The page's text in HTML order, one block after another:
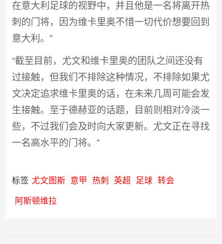
在意大利足球的视野中，并且他是一名将离开热
刺的门将，因为维卡里奥不惜一切代价想要回到
意大利。”
“截至目前，尤文和维卡里奥的团队之间还没有
过接触，但我们不排除这种情况，不排除如果尤
文决定追求维卡里奥的话，在未来几周可能会发
生接触。至于德赫亚的话题，目前则相对冷淡一
些，不过我们会及时向大家更新。尤文正在寻找
一名高水平的门将。”
标签 尤文图斯 意甲 热刺 英超 足球 转会
阿斯顿维拉